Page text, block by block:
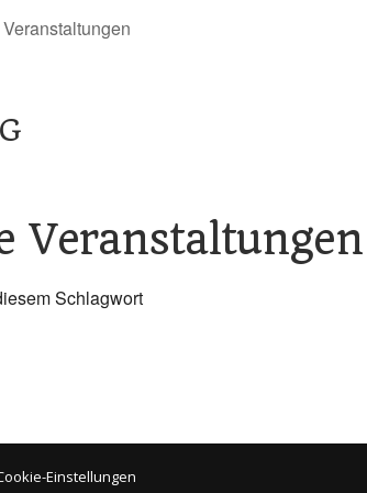
Veranstaltungen
Schlagwort
Einstellungen